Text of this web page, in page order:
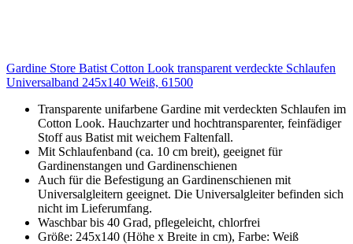
Gardine Store Batist Cotton Look transparent verdeckte Schlaufen
Universalband 245x140 Weiß, 61500
Transparente unifarbene Gardine mit verdeckten Schlaufen im
Cotton Look. Hauchzarter und hochtransparenter, feinfädiger
Stoff aus Batist mit weichem Faltenfall.
Mit Schlaufenband (ca. 10 cm breit), geeignet für
Gardinenstangen und Gardinenschienen
Auch für die Befestigung an Gardinenschienen mit
Universalgleitern geeignet. Die Universalgleiter befinden sich
nicht im Lieferumfang.
Waschbar bis 40 Grad, pflegeleicht, chlorfrei
Größe: 245x140 (Höhe x Breite in cm), Farbe: Weiß